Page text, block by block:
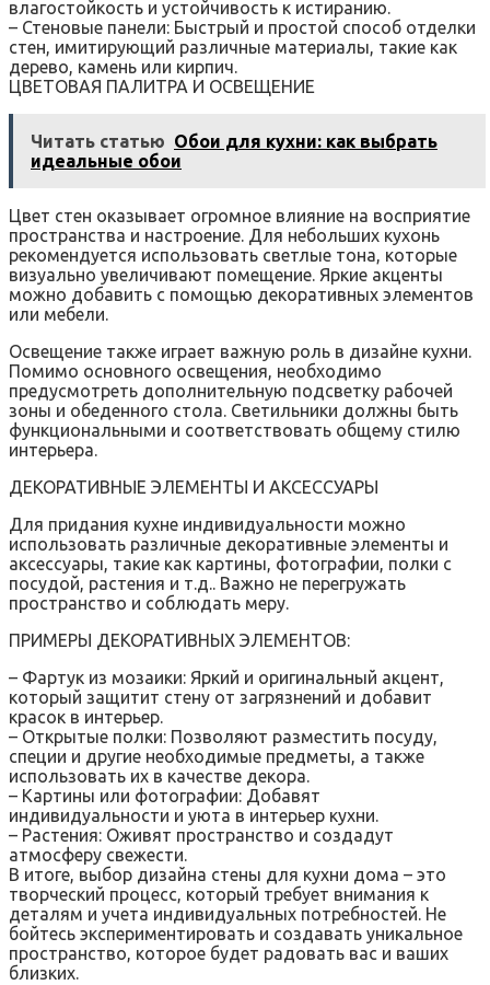
влагостойкость и устойчивость к истиранию.
– Стеновые панели: Быстрый и простой способ отделки
стен, имитирующий различные материалы, такие как
дерево, камень или кирпич.
ЦВЕТОВАЯ ПАЛИТРА И ОСВЕЩЕНИЕ
Читать статью Обои для кухни: как выбрать
идеальные обои
Цвет стен оказывает огромное влияние на восприятие
пространства и настроение. Для небольших кухонь
рекомендуется использовать светлые тона, которые
визуально увеличивают помещение. Яркие акценты
можно добавить с помощью декоративных элементов
или мебели.
Освещение также играет важную роль в дизайне кухни.
Помимо основного освещения, необходимо
предусмотреть дополнительную подсветку рабочей
зоны и обеденного стола. Светильники должны быть
функциональными и соответствовать общему стилю
интерьера.
ДЕКОРАТИВНЫЕ ЭЛЕМЕНТЫ И АКСЕССУАРЫ
Для придания кухне индивидуальности можно
использовать различные декоративные элементы и
аксессуары, такие как картины, фотографии, полки с
посудой, растения и т.д.. Важно не перегружать
пространство и соблюдать меру.
ПРИМЕРЫ ДЕКОРАТИВНЫХ ЭЛЕМЕНТОВ:
– Фартук из мозаики: Яркий и оригинальный акцент,
который защитит стену от загрязнений и добавит
красок в интерьер.
– Открытые полки: Позволяют разместить посуду,
специи и другие необходимые предметы, а также
использовать их в качестве декора.
– Картины или фотографии: Добавят
индивидуальности и уюта в интерьер кухни.
– Растения: Оживят пространство и создадут
атмосферу свежести.
В итоге, выбор дизайна стены для кухни дома – это
творческий процесс, который требует внимания к
деталям и учета индивидуальных потребностей. Не
бойтесь экспериментировать и создавать уникальное
пространство, которое будет радовать вас и ваших
близких.